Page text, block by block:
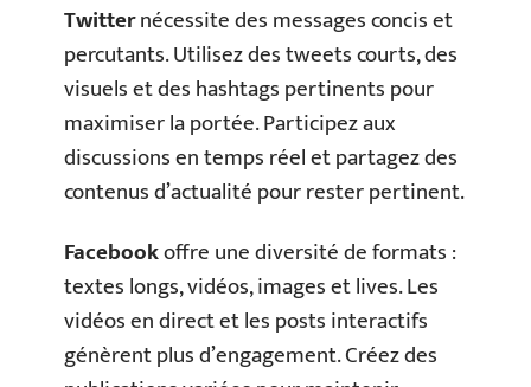
Twitternécessite des messages concis et
percutants. Utilisez des tweets courts, des
visuels et des hashtags pertinents pour
maximiser la portée. Participez aux
discussions en temps réel et partagez des
contenus d’actualité pour rester pertinent.
Facebookoffre une diversité de formats :
textes longs, vidéos, images et lives. Les
vidéos en direct et les posts interactifs
génèrent plus d’engagement. Créez des